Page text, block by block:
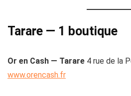
Tarare — 1 boutique
Or en Cash — Tarare 4 rue de la
www.orencash.fr